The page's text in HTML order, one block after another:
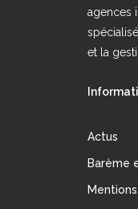
agences
et la
Actus
Barème